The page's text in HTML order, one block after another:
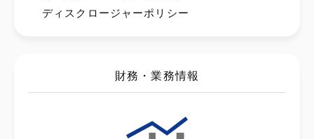
ディスクロージャーポリシー
財務・業務情報